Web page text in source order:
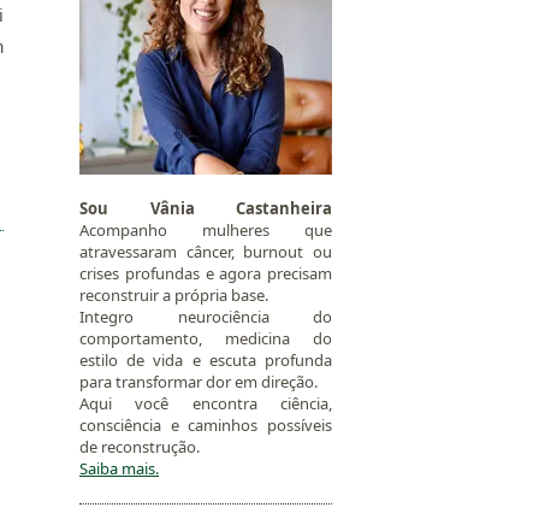
Sou Vânia Castanheira
Acompanho mulheres que
atravessaram câncer, burnout ou
crises profundas e agora precisam
reconstruir a própria base.
Integro neurociência do
comportamento, medicina do
estilo de vida e escuta profunda
para transformar dor em direção.
Aqui você encontra ciência,
consciência e caminhos possíveis
de reconstrução.
Saiba mais.